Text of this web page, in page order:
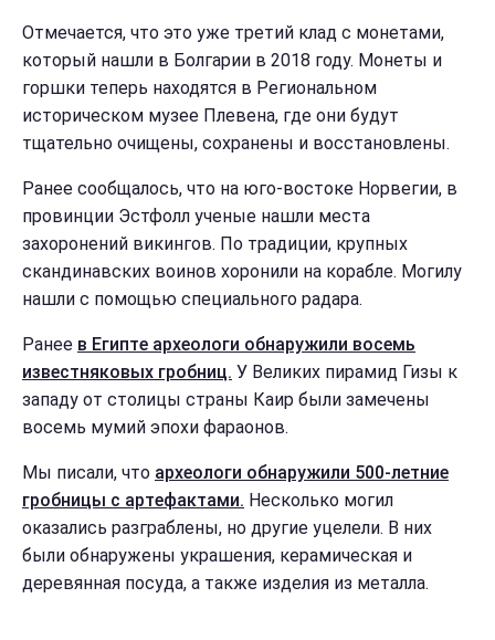
Отмечается, что это уже третий клад с монетами,
который нашли в Болгарии в 2018 году. Монеты и
горшки теперь находятся в Региональном
историческом музее Плевена, где они будут
тщательно очищены, сохранены и восстановлены.
Ранее сообщалось, что на юго-востоке Норвегии, в
провинции Эстфолл ученые нашли места
захоронений викингов. По традиции, крупных
скандинавских воинов хоронили на корабле. Могилу
нашли с помощью специального радара.
Ранее в Египте археологи обнаружили восемь
известняковых гробниц. У Великих пирамид Гизы к
западу от столицы страны Каир были замечены
восемь мумий эпохи фараонов.
Мы писали, что археологи обнаружили 500-летние
гробницы с артефактами. Несколько могил
оказались разграблены, но другие уцелели. В них
были обнаружены украшения, керамическая и
деревянная посуда, а также изделия из металла.